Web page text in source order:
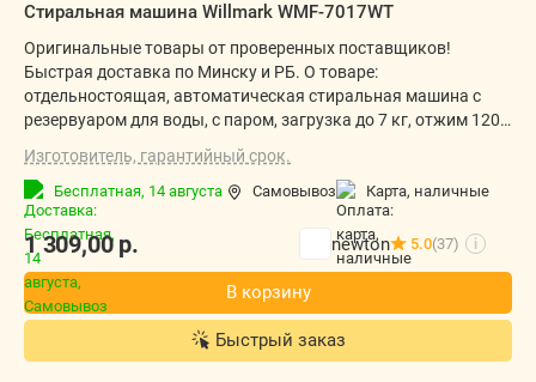
Стиральная машина Willmark WMF-7017WT
Оригинальные товары от проверенных поставщиков!
Быстрая доставка по Минску и РБ. О товаре:
отдельностоящая, автоматическая стиральная машина c
резервуаром для воды, с паром, загрузка до 7 кг, отжим 1200
программ
Изготовитель, гарантийный срок.
Бесплатная, 14 августа Самовывоз карта, наличные
1 309,00р. newton 5.0(37) i
В корзину
Быстрый заказ